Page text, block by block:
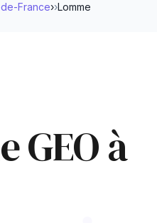
France› Lomme
GEO à